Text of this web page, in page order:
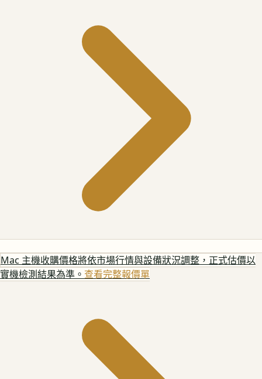
Mac 主機收購價格將依市場行情與設備狀況調整，正式估價以
實機檢測結果為準。 查看完整報價單